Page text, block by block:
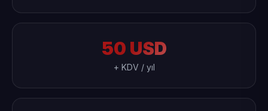
50 USD
+ KDV / yıl